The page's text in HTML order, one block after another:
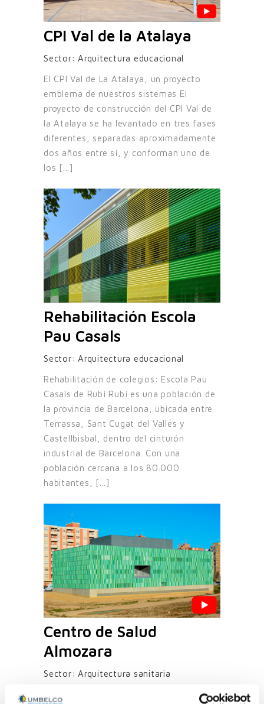
CPI Val de la Atalaya
Sector: Arquitectura educacional
El CPI Val de La Atalaya, un proyecto
emblema de nuestros sistemas El
proyecto de construcción del CPI Val de
la Atalaya se ha levantado en tres fases
diferentes, separadas aproximadamente
dos años entre sí, y conforman uno de
los [...]
Rehabilitación Escola
Pau Casals
Sector: Arquitectura educacional
Rehabilitación de colegios: Escola Pau
Casals de Rubí Rubí es una población de
la provincia de Barcelona, ubicada entre
Terrassa, Sant Cugat del Vallés y
Castellbisbal, dentro del cinturón
industrial de Barcelona. Con una
población cercana a los 80.000
habitantes, [...]
Centro de Salud
Almozara
Sector: Arquitectura sanitaria